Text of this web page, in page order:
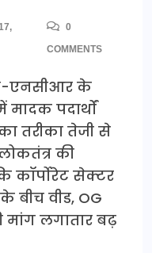
0
COMMENTS
एनसीआर के
मादक पदार्थों
तरीका तेजी से
की
कॉर्पोरेट सेक्टर
वीड, OG
मांग लगातार बढ़